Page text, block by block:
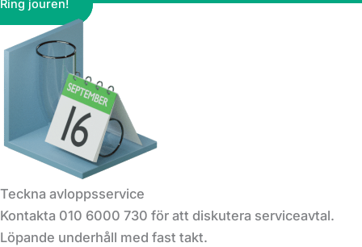
Ring jouren!
Teckna avloppsservice
Kontakta 010 6000 730 för att diskutera serviceavtal.
Löpande underhåll med fast takt.